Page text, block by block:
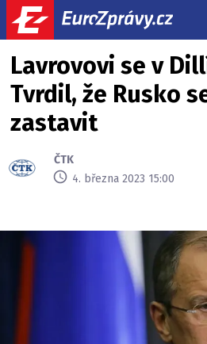
Lavrovovi se v
Tvrdil, že Rusko
zastavit
ČTK
4. března 2023 15:00